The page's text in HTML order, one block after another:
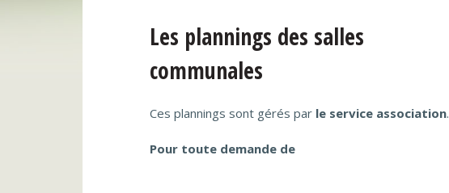
Les plannings des salles
communales
Ces plannings sont gérés par le service association.
Pour toute demande de